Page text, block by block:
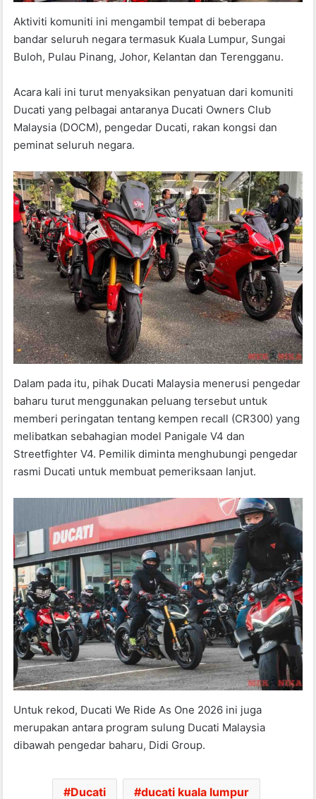
Aktiviti komuniti ini mengambil tempat di beberapa
bandar seluruh negara termasuk Kuala Lumpur, Sungai
Buloh, Pulau Pinang, Johor, Kelantan dan Terengganu.
Acara kali ini turut menyaksikan penyatuan dari komuniti
Ducati yang pelbagai antaranya Ducati Owners Club
Malaysia (DOCM), pengedar Ducati, rakan kongsi dan
peminat seluruh negara.
Dalam pada itu, pihak Ducati Malaysia menerusi pengedar
baharu turut menggunakan peluang tersebut untuk
memberi peringatan tentang kempen recall (CR300) yang
melibatkan sebahagian model Panigale V4 dan
Streetfighter V4. Pemilik diminta menghubungi pengedar
rasmi Ducati untuk membuat pemeriksaan lanjut.
Untuk rekod, Ducati We Ride As One 2026 ini juga
merupakan antara program sulung Ducati Malaysia
dibawah pengedar baharu, Didi Group.
Ducati ducati kuala lumpur